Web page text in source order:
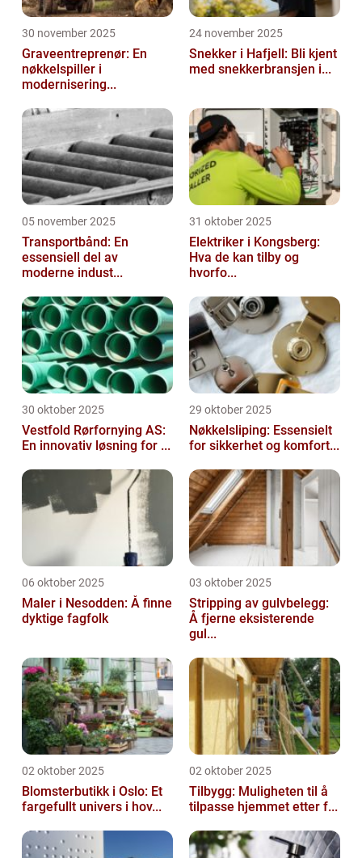
30 november 2025
Graveentreprenør: En
nøkkelspiller i
modernisering...
24 november 2025
Snekker i Hafjell: Bli kjent
med snekkerbransjen i...
05 november 2025
Transportbånd: En
essensiell del av
moderne indust...
31 oktober 2025
Elektriker i Kongsberg:
Hva de kan tilby og
hvorfo...
30 oktober 2025
Vestfold Rørfornying AS:
En innovativ løsning for ...
29 oktober 2025
Nøkkelsliping: Essensielt
for sikkerhet og komfort...
06 oktober 2025
Maler i Nesodden: Å finne
dyktige fagfolk
03 oktober 2025
Stripping av gulvbelegg:
Å fjerne eksisterende
gul...
02 oktober 2025
Blomsterbutikk i Oslo: Et
fargefullt univers i hov...
02 oktober 2025
Tilbygg: Muligheten til å
tilpasse hjemmet etter f...